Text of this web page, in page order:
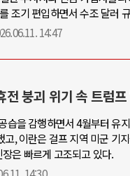
조기 편입하면서 수조 달러
14:47
전 붕괴 위기 속 트럼
습을 감행하면서 4월부터 유
, 이란은 걸프 지역 미군 기
은 빠르게 고조되고 있다.